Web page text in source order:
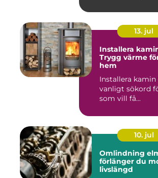
13. jul
Installera
Trygg värme
hem
Installera kamin
vanligt sökord
som vill få...
10. jul
Omlindning
förlänger du
livslängd